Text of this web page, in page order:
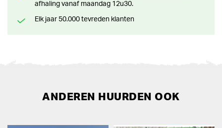
afhaling vanaf maandag 12u30.
Elk jaar 50.000 tevreden klanten
ANDEREN HUURDEN OOK